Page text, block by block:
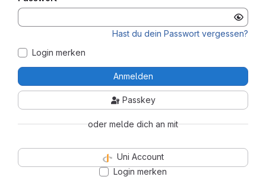
Hast du dein Passwort vergessen?
Login merken
Anmelden
Passkey
oder melde dich an mit
Uni Account
Login merken